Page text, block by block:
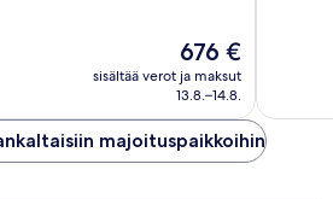
Hinta
on
676 €
676 €
sisältää verot ja maksut
13.8.–14.8.
majoituspaikkoihin